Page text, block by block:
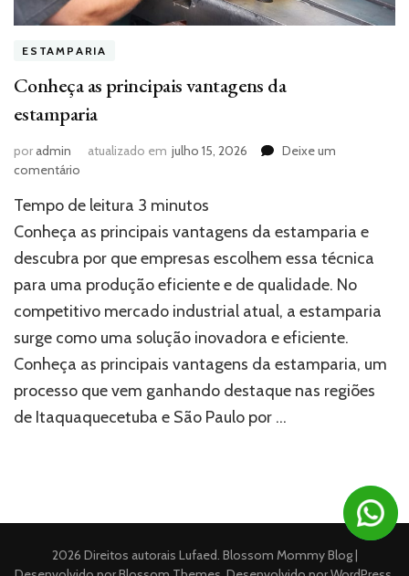
ESTAMPARIA
Conheça as principais vantagens da
estamparia
poradmin atualizado em julho 15, 2026
Deixe um
comentário
as
principais
vantagens
da
estamparia
Tempo de leitura 3 minutos
Conheça as principais vantagens da estamparia e
descubra por que empresas escolhem essa técnica
para uma produção eficiente e de qualidade. No
competitivo mercado industrial atual, a estamparia
surge como uma solução inovadora e eficiente.
Conheça as principais vantagens da estamparia, um
processo que vem ganhando destaque nas regiões
de Itaquaquecetuba e São Paulo por …
2026 Direitos autorais Lufaed. Blossom Mommy Blog |